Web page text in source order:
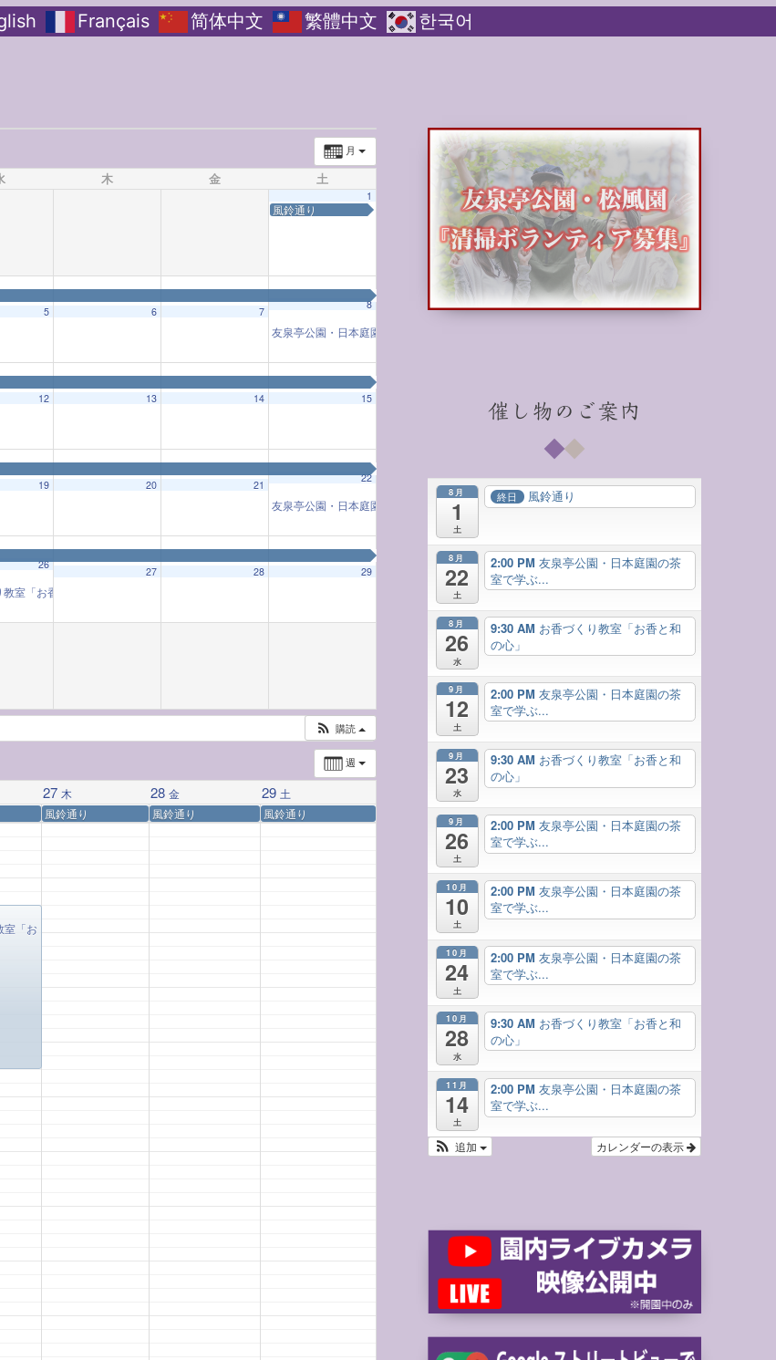
Français 简体中文 繁體中文 한국어
月
木 金 土
1
風鈴通り
5 6 7
8
友泉亭公園・日本庭園の茶室で学ぶ子ども将棋教室
12 13 14 15
19 20 21
22
友泉亭公園・日本庭園の茶室で学ぶ子ども将棋教室2:00 PM
26
室「お香と和の心」
27 28 29
購読
週
27 木 28 金 29 土
風鈴通り 風鈴通り 風鈴通り
室「お
催し物のご案内
8月
1
土
終日 風鈴通り
8月
22
土
2:00 PM 友泉亭公園・日本庭園の茶
室で学ぶ...
8月
26
水
9:30 AM お香づくり教室「お香と和
の心」
9月
12
土
2:00 PM 友泉亭公園・日本庭園の茶
室で学ぶ...
9月
23
水
9:30 AM お香づくり教室「お香と和
の心」
9月
26
土
2:00 PM 友泉亭公園・日本庭園の茶
室で学ぶ...
10月
10
土
2:00 PM 友泉亭公園・日本庭園の茶
室で学ぶ...
10月
24
土
2:00 PM 友泉亭公園・日本庭園の茶
室で学ぶ...
10月
28
水
9:30 AM お香づくり教室「お香と和
の心」
11月
14
土
2:00 PM 友泉亭公園・日本庭園の茶
室で学ぶ...
カレンダーの表示
追加